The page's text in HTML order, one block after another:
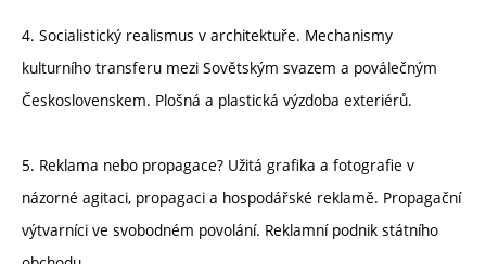
4. Socialistický realismus v architektuře. Mechanismy
kulturního transferu mezi Sovětským svazem a poválečným
Československem. Plošná a plastická výzdoba exteriérů.
5. Reklama nebo propagace? Užitá grafika a fotografie v
názorné agitaci, propagaci a hospodářské reklamě. Propagační
výtvarníci ve svobodném povolání. Reklamní podnik státního